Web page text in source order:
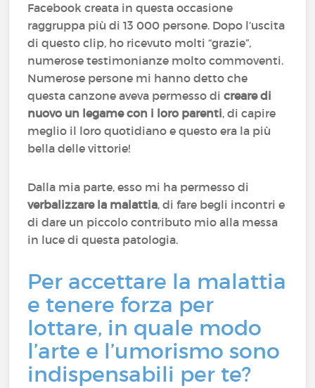
Facebook creata in questa occasione
raggruppa più di 13 000 persone. Dopo l’uscita
di questo clip, ho ricevuto molti “grazie”,
numerose testimonianze molto commoventi.
Numerose persone mi hanno detto che
questa canzone aveva permesso dicreare di
nuovo un legame con i loro parenti, di capire
meglio il loro quotidiano e questo era la più
bella delle vittorie!
Dalla mia parte, esso mi ha permesso di
verbalizzare la malattia, di fare begli incontri e
di dare un piccolo contributo mio alla messa
in luce di questa patologia.
Per accettare la malattia
e tenere forza per
lottare, in quale modo
l’arte e l’umorismo sono
indispensabili per te?